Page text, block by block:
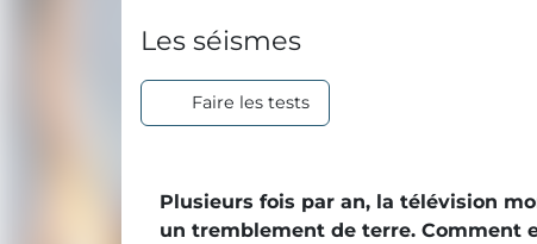
Les séismes
Faire les tests
Plusieurs fois par an, la télévision
un tremblement de terre. Comment